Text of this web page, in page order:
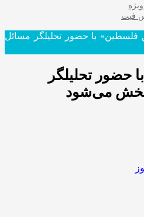
فیت
فلسطین» با حضور تحلیلگر مسائل
حضور تحلیلگر
پخش می‌شود